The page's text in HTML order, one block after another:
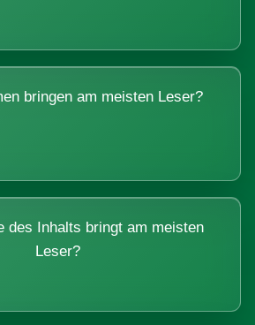
bringen am meisten Leser?
des Inhalts bringt am meisten
Leser?